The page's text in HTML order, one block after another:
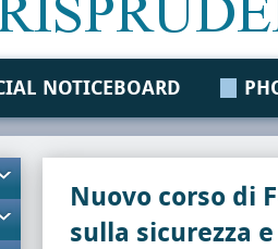
NOTICEBOARD
Nuovo corso di
sulla sicurezza